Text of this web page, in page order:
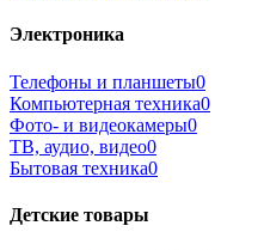
Электроника
Телефоны и планшеты0
Компьютерная техника0
Фото- и видеокамеры0
ТВ, аудио, видео0
Бытовая техника0
Детские товары